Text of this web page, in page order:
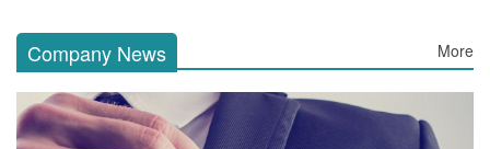
Company News More